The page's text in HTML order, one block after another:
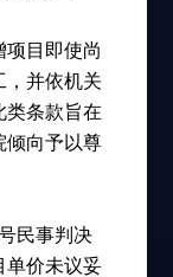
项目即使尚
，并依机关
类条款旨在
倾向予以尊
民事判决
单价未议妥